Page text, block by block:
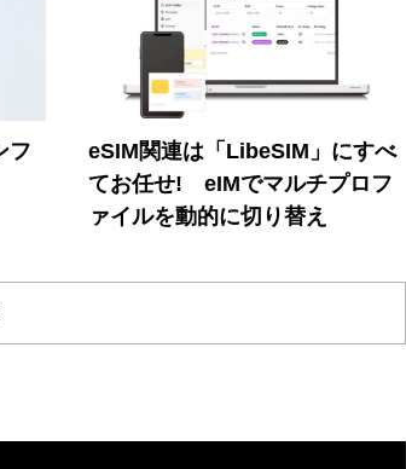
フ
eSIM関連は「LibeSIM」にすべ
てお任せ! eIMでマルチプロフ
ァイルを動的に切り替え